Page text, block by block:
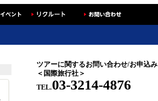
ツアーに関するお問い合わせ/お申込み
＜国際旅行社＞
TEL.03-3214-4876